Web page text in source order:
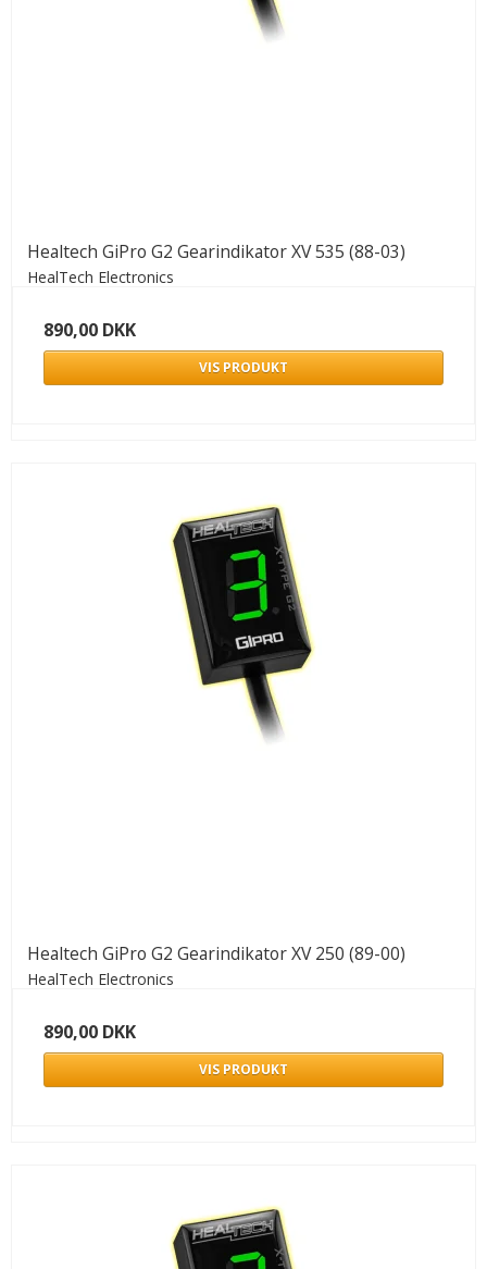
Healtech GiPro G2 Gearindikator XV 535 (88-03)
HealTech Electronics
890,00 DKK
VIS PRODUKT
Healtech GiPro G2 Gearindikator XV 250 (89-00)
HealTech Electronics
890,00 DKK
VIS PRODUKT